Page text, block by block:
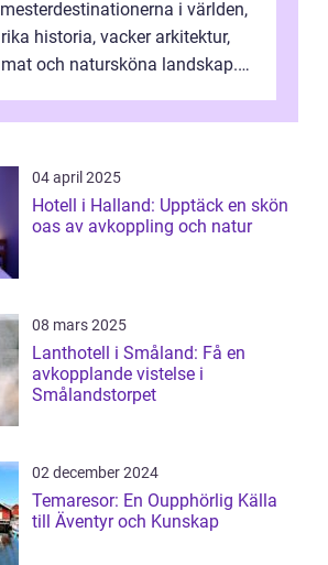
i världen,
historia, vacker arkitektur,
och natursköna landskap.
04 april 2025
Hotell i Halland: Upptäck en skön
oas av avkoppling och natur
08 mars 2025
Lanthotell i Småland: Få en
avkopplande vistelse i
Smålandstorpet
02 december 2024
Temaresor: En Oupphörlig Källa
till Äventyr och Kunskap